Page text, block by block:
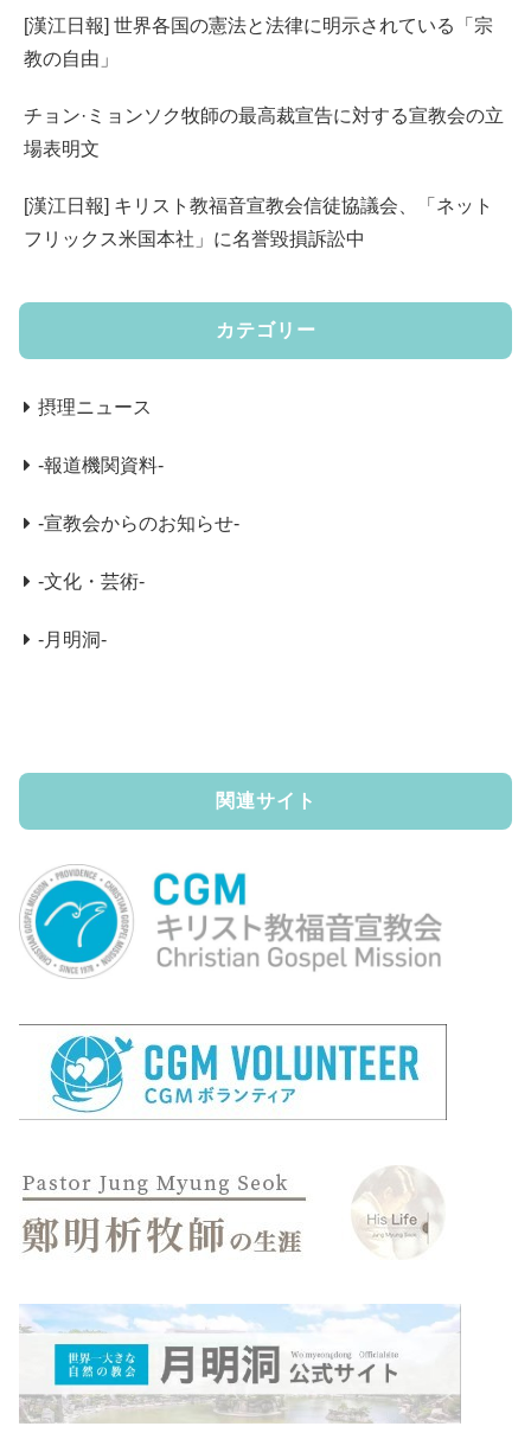
[漢江日報] 世界各国の憲法と法律に明示されている「宗
教の自由」
チョン·ミョンソク牧師の最高裁宣告に対する宣教会の立
場表明文
[漢江日報] キリスト教福音宣教会信徒協議会、「ネット
フリックス米国本社」に名誉毀損訴訟中
カテゴリー
摂理ニュース
-報道機関資料-
-宣教会からのお知らせ-
-文化・芸術-
-月明洞-
関連サイト